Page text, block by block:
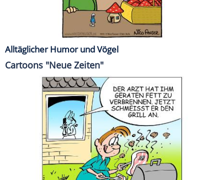
Alltäglicher Humor und Vögel
Cartoons "Neue Zeiten"